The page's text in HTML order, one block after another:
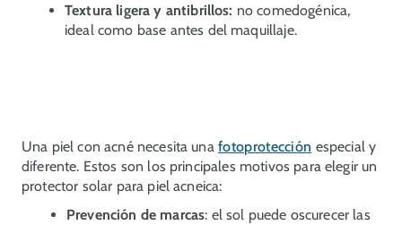
Textura ligera y antibrillos: no comedogénica,
ideal como base antes del maquillaje.
POR QUÉ USAR UN PROTECTOR
SOLAR PARA PIEL CON ACNÉ
Una piel con acné necesita una fotoprotección especial y
diferente. Estos son los principales motivos para elegir un
protector solar para piel acneica:
Prevención de marcas: el sol puede oscurecer las